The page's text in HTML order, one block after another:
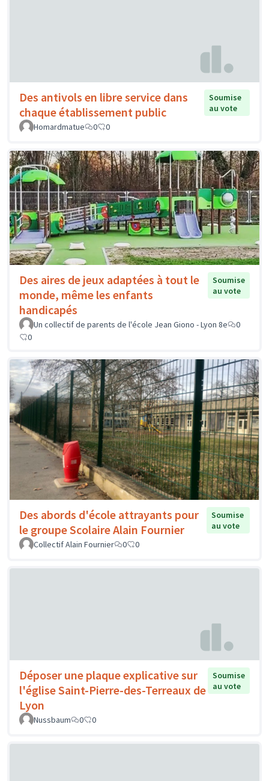
Des antivols en libre service dans
chaque établissement public
Soumise
au vote
Homardmatue
0 0
Des aires de jeux adaptées à tout le
monde, même les enfants
handicapés
Soumise
au vote
Un collectif de parents de l'école Jean Giono - Lyon 8e
0
0
Des abords d'école attrayants pour
le groupe Scolaire Alain Fournier
Soumise
au vote
Collectif Alain Fournier
0 0
Déposer une plaque explicative sur
l'église Saint-Pierre-des-Terreaux de
Lyon
Soumise
au vote
Nussbaum 0 0